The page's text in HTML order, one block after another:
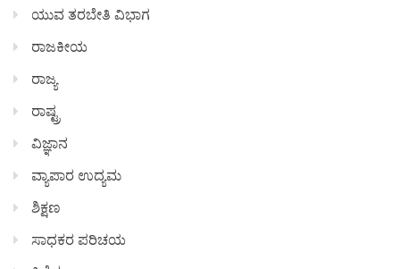
ಯುವ ತರಬೇತಿ ವಿಭಾಗ
ರಾಜಕೀಯ
ರಾಜ್ಯ
ರಾಷ್ಟ್ರ
ವಿಜ್ಞಾನ
ವ್ಯಾಪಾರ ಉದ್ಯಮ
ಶಿಕ್ಷಣ
ಸಾಧಕರ ಪರಿಚಯ